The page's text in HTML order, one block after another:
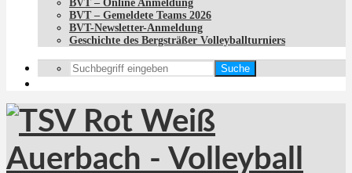
BVT – Online Anmeldung
BVT – Gemeldete Teams 2026
BVT-Newsletter-Anmeldung
Geschichte des Bergsträßer Volleyballturniers
Suche